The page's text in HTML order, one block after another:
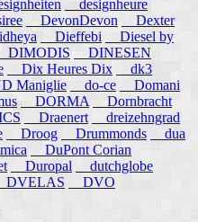
designheure
DevonDevon
Dexter
Dieffebi
Diesel by
DIMODIS
DINESEN
Dix Heures Dix
dk3
Maniglie do-ce
Domani
DORMA
Dornbracht
Draenert
dreizehngrad
Droog Drummonds
dua
DuPont Corian
Duropal
dutchglobe
DVELAS
DVO